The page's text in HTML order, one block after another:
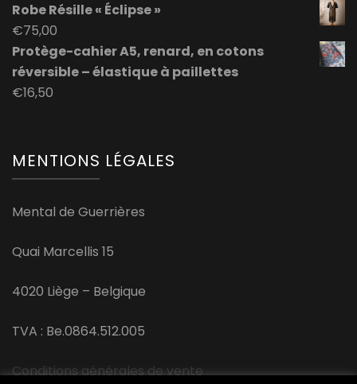
Robe Résille « Éclipse »
€75,00
Protège-cahier A5, renard, en cotons
réversible – élastique à paillettes
€16,50
MENTIONS LÉGALES
Mental de Guerrières
Quai Marcellis 15
4020 Liège – Belgique
TVA : Be.0864.512.005
Conditions générales de vente